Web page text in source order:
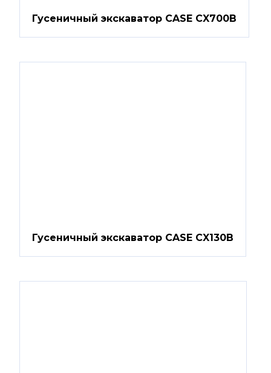
Гусеничный экскаватор CASE CX700B
Гусеничный экскаватор CASE CX130B